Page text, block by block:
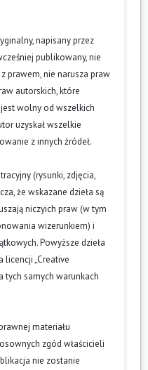
napisany przez
publikowany, nie
prawem, nie narusza praw
autorskich, które
wolny od wszelkich
uzyskał wszelkie
z innych źródeł.
(rysunki, zdjęcia,
że wskazane dzieła są
niczyich praw (w tym
wizerunkiem) i
Powyższe dzieła
licencji „Creative
tych samych warunkach
materiału
zgód właścicieli
nie zostanie